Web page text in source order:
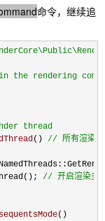
命令，继续追
the rendering
thread
() // 所有渲染指
// 开启渲染多
()